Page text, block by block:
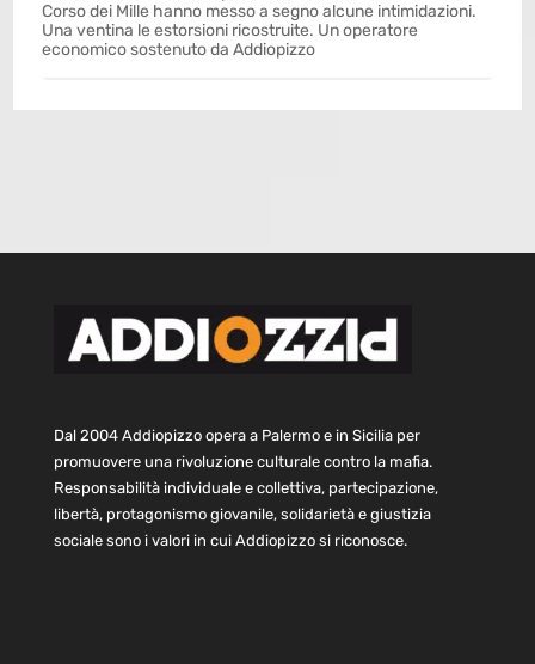
Corso dei Mille hanno messo a segno alcune intimidazioni.
Una ventina le estorsioni ricostruite. Un operatore
economico sostenuto da Addiopizzo
Dal 2004 Addiopizzo opera a Palermo e in Sicilia per
promuovere una rivoluzione culturale contro la mafia.
Responsabilità individuale e collettiva, partecipazione,
libertà, protagonismo giovanile, solidarietà e giustizia
sociale sono i valori in cui Addiopizzo si riconosce.